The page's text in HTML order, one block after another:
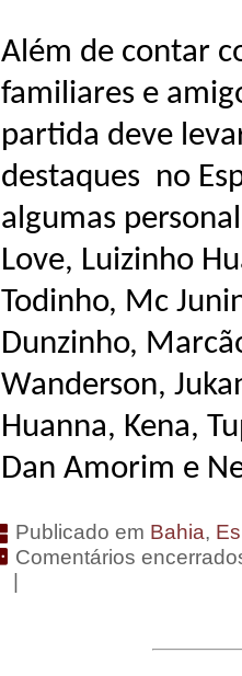
Além de contar
familiares e
partida deve
destaques no
algumas
Love, Luizinho
Todinho, Mc
Dunzinho,
Wanderson,
Huanna, Kena,
Dan Amorim e
Publicado em Bahia,
Comentários